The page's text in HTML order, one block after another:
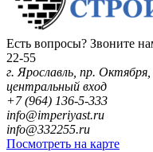
Есть вопросы? Звоните
22-55
г. Ярославль, пр.
центральный вход
+7 (964) 136-5-333
info@imperiyast.ru
info@332255.ru
Посмотреть на карте